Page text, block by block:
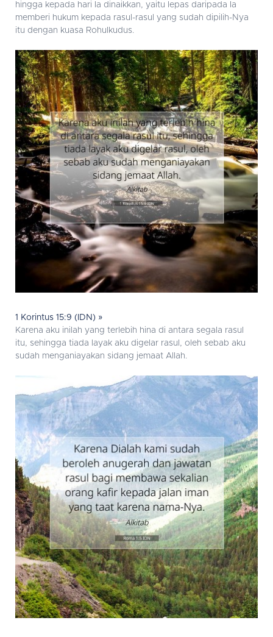
hingga kepada hari Ia dinaikkan, yaitu lepas daripada Ia
memberi hukum kepada rasul-rasul yang sudah dipilih-Nya
itu dengan kuasa Rohulkudus.
1 Korintus 15:9 (IDN) »
Karena aku inilah yang terlebih hina di antara segala rasul
itu, sehingga tiada layak aku digelar rasul, oleh sebab aku
sudah menganiayakan sidang jemaat Allah.